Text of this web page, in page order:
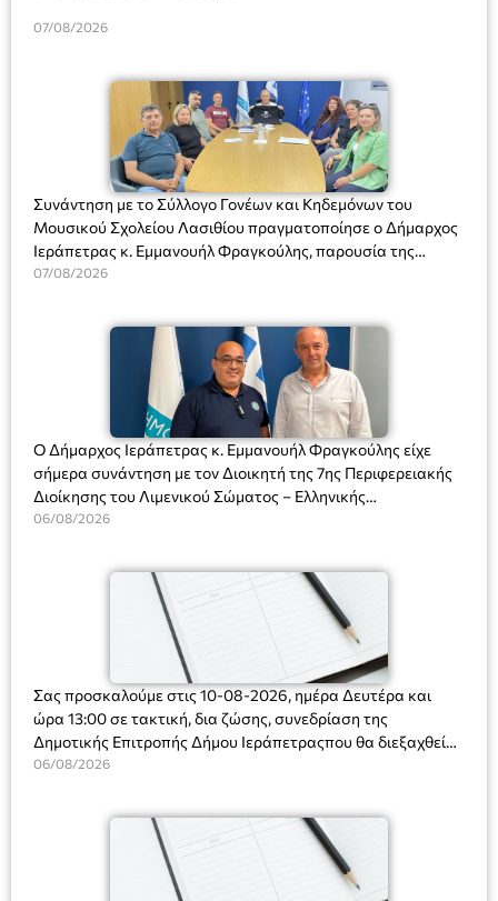
07/08/2026
Συνάντηση με το Σύλλογο Γονέων και Κηδεμόνων του
Μουσικού Σχολείου Λασιθίου πραγματοποίησε ο Δήμαρχος
Ιεράπετρας κ. Εμμανουήλ Φραγκούλης, παρουσία της
Διευθύντριας του σχολείου κας Μαριάννας Χαΐτα.
07/08/2026
Ο Δήμαρχος Ιεράπετρας κ. Εμμανουήλ Φραγκούλης είχε
σήμερα συνάντηση με τον Διοικητή της 7ης Περιφερειακής
Διοίκησης του Λιμενικού Σώματος – Ελληνικής
Ακτοφυλακής (Λ.Σ.-ΕΛ.ΑΚΤ.), Αρχιπλοίαρχο Λ.Σ. κ. Ιωάννη
06/08/2026
Σας προσκαλούμε στις 10-08-2026, ημέρα Δευτέρα και
ώρα 13:00 σε τακτική, δια ζώσης, συνεδρίαση της
Δημοτικής Επιτροπής Δήμου Ιεράπετραςπου θα διεξαχθεί
στο Δημοτικό Κατάστημα, Δημοκρατίας 31 στην αίθουσα
και λήψη αποφάσεων στα παρακάτω θέματα:
06/08/2026